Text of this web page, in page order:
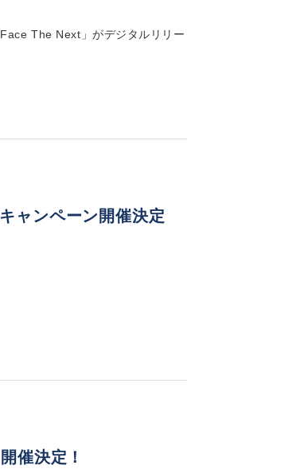
The Next」がデジタルリリー
ャンペーン開催決定
催決定！